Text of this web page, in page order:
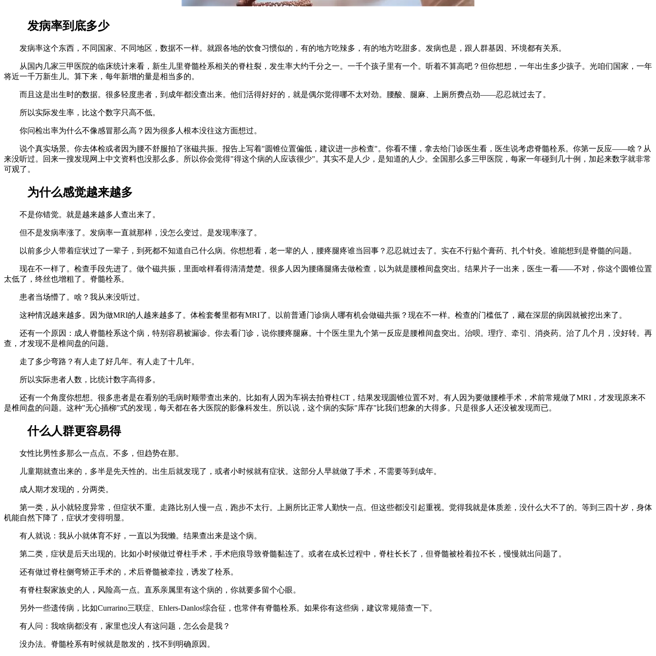
发病率到底多少
发病率这个东西，不同国家、不同地区，数据不一样。就跟各地的饮食习惯似的，有的地方吃辣多，有的地方吃甜多。发病也是，跟人群基因、环境都有关系。
从国内几家三甲医院的临床统计来看，新生儿里脊髓栓系相关的脊柱裂，发生率大约千分之一。一千个孩子里有一个。听着不算高吧？但你想想，一年出生多少孩子。光咱们国家，一年
将近一千万新生儿。算下来，每年新增的量是相当多的。
而且这是出生时的数据。很多轻度患者，到成年都没查出来。他们活得好好的，就是偶尔觉得哪不太对劲。腰酸、腿麻、上厕所费点劲——忍忍就过去了。
所以实际发生率，比这个数字只高不低。
你问检出率为什么不像感冒那么高？因为很多人根本没往这方面想过。
说个真实场景。你去体检或者因为腰不舒服拍了张磁共振。报告上写着"圆锥位置偏低，建议进一步检查"。你看不懂，拿去给门诊医生看，医生说考虑脊髓栓系。你第一反应——啥？从
来没听过。回来一搜发现网上中文资料也没那么多。所以你会觉得"得这个病的人应该很少"。其实不是人少，是知道的人少。全国那么多三甲医院，每家一年碰到几十例，加起来数字就非常
可观了。
为什么感觉越来越多
不是你错觉。就是越来越多人查出来了。
但不是发病率涨了。发病率一直就那样，没怎么变过。是发现率涨了。
以前多少人带着症状过了一辈子，到死都不知道自己什么病。你想想看，老一辈的人，腰疼腿疼谁当回事？忍忍就过去了。实在不行贴个膏药、扎个针灸。谁能想到是脊髓的问题。
现在不一样了。检查手段先进了。做个磁共振，里面啥样看得清清楚楚。很多人因为腰痛腿痛去做检查，以为就是腰椎间盘突出。结果片子一出来，医生一看——不对，你这个圆锥位置
太低了，终丝也增粗了。脊髓栓系。
患者当场懵了。啥？我从来没听过。
这种情况越来越多。因为做MRI的人越来越多了。体检套餐里都有MRI了。以前普通门诊病人哪有机会做磁共振？现在不一样。检查的门槛低了，藏在深层的病因就被挖出来了。
还有一个原因：成人脊髓栓系这个病，特别容易被漏诊。你去看门诊，说你腰疼腿麻。十个医生里九个第一反应是腰椎间盘突出。治呗。理疗、牵引、消炎药。治了几个月，没好转。再
查，才发现不是椎间盘的问题。
走了多少弯路？有人走了好几年。有人走了十几年。
所以实际患者人数，比统计数字高得多。
还有一个角度你想想。很多患者是在看别的毛病时顺带查出来的。比如有人因为车祸去拍脊柱CT，结果发现圆锥位置不对。有人因为要做腰椎手术，术前常规做了MRI，才发现原来不
是椎间盘的问题。这种"无心插柳"式的发现，每天都在各大医院的影像科发生。所以说，这个病的实际"库存"比我们想象的大得多。只是很多人还没被发现而已。
什么人群更容易得
女性比男性多那么一点点。不多，但趋势在那。
儿童期就查出来的，多半是先天性的。出生后就发现了，或者小时候就有症状。这部分人早就做了手术，不需要等到成年。
成人期才发现的，分两类。
第一类，从小就轻度异常，但症状不重。走路比别人慢一点，跑步不太行。上厕所比正常人勤快一点。但这些都没引起重视。觉得我就是体质差，没什么大不了的。等到三四十岁，身体
机能自然下降了，症状才变得明显。
有人就说：我从小就体育不好，一直以为我懒。结果查出来是这个病。
第二类，症状是后天出现的。比如小时候做过脊柱手术，手术疤痕导致脊髓黏连了。或者在成长过程中，脊柱长长了，但脊髓被栓着拉不长，慢慢就出问题了。
还有做过脊柱侧弯矫正手术的，术后脊髓被牵拉，诱发了栓系。
有脊柱裂家族史的人，风险高一点。直系亲属里有这个病的，你就要多留个心眼。
另外一些遗传病，比如Currarino三联症、Ehlers-Danlos综合征，也常伴有脊髓栓系。如果你有这些病，建议常规筛查一下。
有人问：我啥病都没有，家里也没人有这问题，怎么会是我？
没办法。脊髓栓系有时候就是散发的，找不到明确原因。